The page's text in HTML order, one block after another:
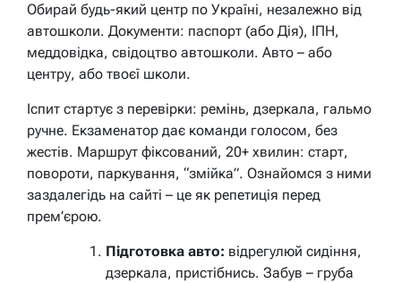
Обирай будь-який центр по Україні, незалежно від
автошколи. Документи: паспорт (або Дія), ІПН,
меддовідка, свідоцтво автошколи. Авто – або
центру, або твоєї школи.
Іспит стартує з перевірки: ремінь, дзеркала, гальмо
ручне. Екзаменатор дає команди голосом, без
жестів. Маршрут фіксований, 20+ хвилин: старт,
повороти, паркування, “змійка”. Ознайомся з ними
заздалегідь на сайті – це як репетиція перед
прем’єрою.
Підготовка авто: відрегулюй сидіння,
дзеркала, пристібнись. Забув – груба